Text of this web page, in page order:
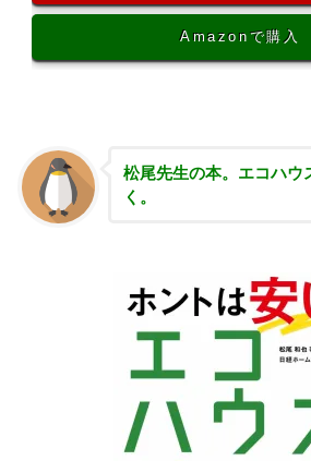
Amazonで購入
松尾先生の本。エコハウ
く。